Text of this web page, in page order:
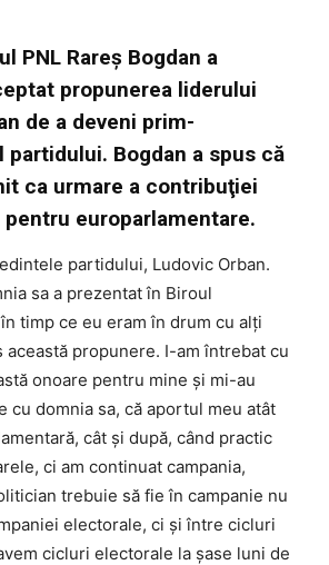
PNL Rareş Bogdan a
propunerea liderului
de a deveni prim-
Bogdan a spus că
ca urmare a contribuţiei
europarlamentare.
partidului, Ludovic Orban.
sa a prezentat în Biroul
timp ce eu eram în drum cu alţi
propunere. I-am întrebat cu
onoare pentru mine şi mi-au
cu domnia sa, că aportul meu atât
cât şi după, când practic
ci am continuat campania,
trebuie să fie în campanie nu
electorale, ci şi între cicluri
cicluri electorale la şase luni de